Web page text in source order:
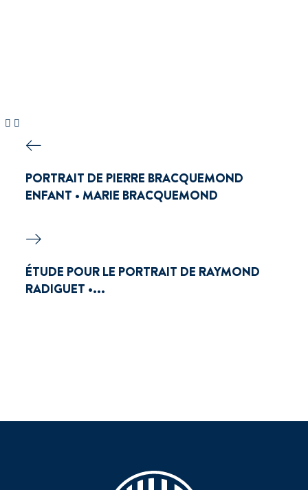
PORTRAIT DE PIERRE BRACQUEMOND
ENFANT • MARIE BRACQUEMOND
ÉTUDE POUR LE PORTRAIT DE RAYMOND
RADIGUET •...